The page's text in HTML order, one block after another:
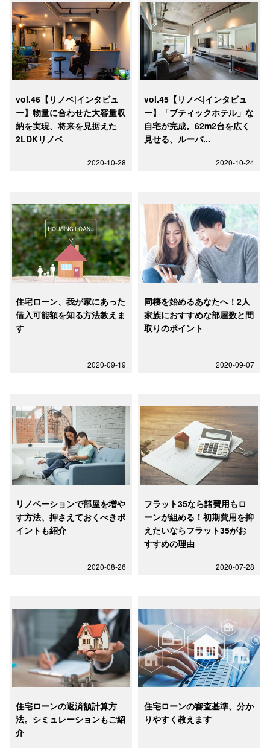
vol.46【リノベ|インタビュ
ー】物量に合わせた大容量収
納を実現、将来を見据えた
2LDKリノベ
2020-10-28
vol.45【リノベ|インタビュ
ー】「ブティックホテル」な
自宅が完成。62m2台を広く
見せる、ルーバ...
2020-10-24
住宅ローン、我が家にあった
借入可能額を知る方法教えま
す
2020-09-19
同棲を始めるあなたへ！2人
家族におすすめな部屋数と間
取りのポイント
2020-09-07
リノベーションで部屋を増や
す方法、押さえておくべきポ
イントも紹介
2020-08-26
フラット35なら諸費用もロ
ーンが組める！初期費用を抑
えたいならフラット35がお
すすめの理由
2020-07-28
住宅ローンの返済額計算方
法。シミュレーションもご紹
介
住宅ローンの審査基準、分か
りやすく教えます